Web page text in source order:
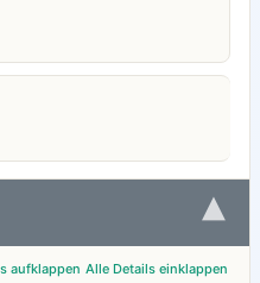
▾
aufklappen Alle Details einklappen